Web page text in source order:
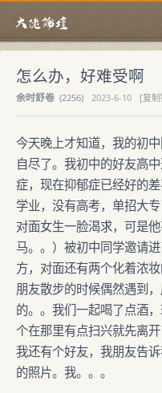
怎么办，好难受啊
余时舒卷 (2256) 2023-6-10
[复
今天晚上才知道，我的初
自尽了。我初中的好友高
症，现在抑郁症已经好的
学业，没有高考，单招大
对面女生一脸渴求，可是
马。。）被初中同学邀请
方，对面还有两个化着浓
朋友散步的时候偶然遇到
的。。我们一起喝了点酒
个在那里有点扫兴就先离
我还有个好友，我朋友告
的照片。我。。。